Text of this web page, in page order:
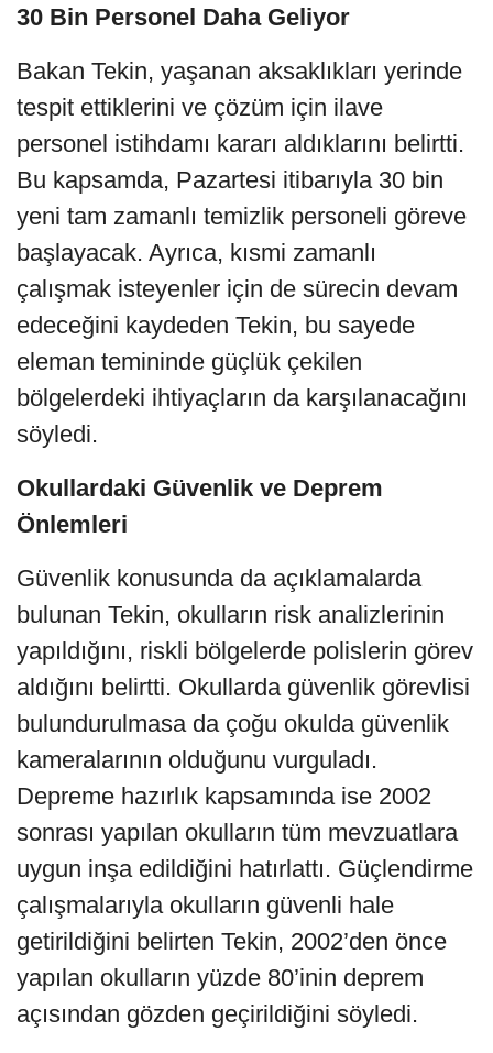
30 Bin Personel Daha Geliyor
Bakan Tekin, yaşanan aksaklıkları yerinde
tespit ettiklerini ve çözüm için ilave
personel istihdamı kararı aldıklarını belirtti.
Bu kapsamda, Pazartesi itibarıyla 30 bin
yeni tam zamanlı temizlik personeli göreve
başlayacak. Ayrıca, kısmi zamanlı
çalışmak isteyenler için de sürecin devam
edeceğini kaydeden Tekin, bu sayede
eleman temininde güçlük çekilen
bölgelerdeki ihtiyaçların da karşılanacağını
söyledi.
Okullardaki Güvenlik ve Deprem
Önlemleri
Güvenlik konusunda da açıklamalarda
bulunan Tekin, okulların risk analizlerinin
yapıldığını, riskli bölgelerde polislerin görev
aldığını belirtti. Okullarda güvenlik görevlisi
bulundurulmasa da çoğu okulda güvenlik
kameralarının olduğunu vurguladı.
Depreme hazırlık kapsamında ise 2002
sonrası yapılan okulların tüm mevzuatlara
uygun inşa edildiğini hatırlattı. Güçlendirme
çalışmalarıyla okulların güvenli hale
getirildiğini belirten Tekin, 2002’den önce
yapılan okulların yüzde 80’inin deprem
açısından gözden geçirildiğini söyledi.